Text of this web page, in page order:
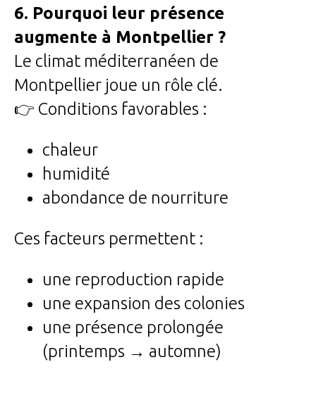
6. Pourquoi leur présence
augmente à Montpellier ?
Le climat méditerranéen de
Montpellier joue un rôle clé.
👉 Conditions favorables :
chaleur
humidité
abondance de nourriture
Ces facteurs permettent :
une reproduction rapide
une expansion des colonies
une présence prolongée
(printemps → automne)